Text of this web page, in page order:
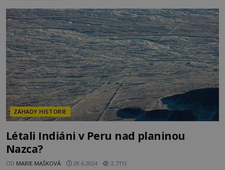
pouze minimum poznatků, je jasné, že byli silně
nábožensky založení. Nevadilo jim proto, že sami
vlastní dílo obdivovat př
ZÁHADY HISTORIE
Létali Indiáni v Peru nad planinou
Nazca?
OD MARIE MAŠKOVÁ 28.6.2024 2.7TIS